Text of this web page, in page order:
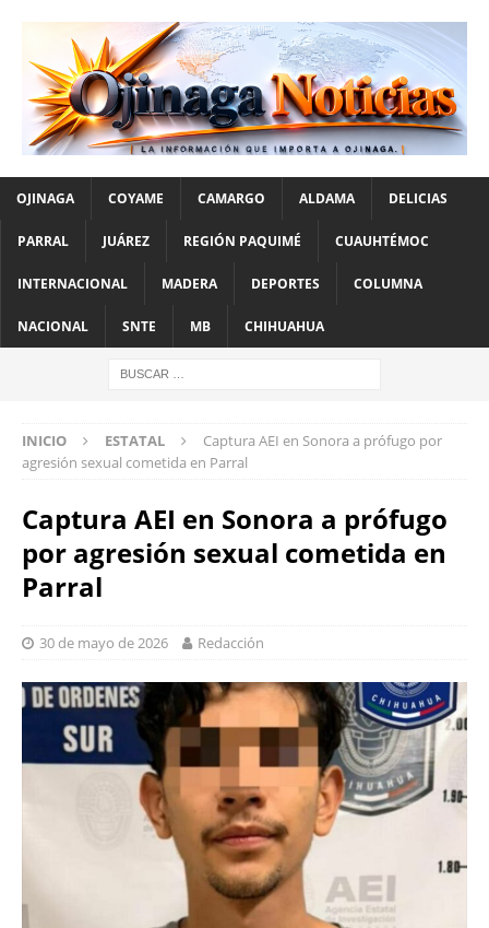
OJINAGA COYAME CAMARGO ALDAMA DELICIAS
PARRAL JUÁREZ REGIÓN PAQUIMÉ CUAUHTÉMOC
INTERNACIONAL MADERA DEPORTES COLUMNA
NACIONAL SNTE MB CHIHUAHUA
INICIO ESTATAL
Captura AEI en Sonora a prófugo por
agresión sexual cometida en Parral
Captura AEI en Sonora a prófugo
por agresión sexual cometida en
Parral
30 de mayo de 2026 Redacción